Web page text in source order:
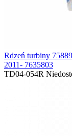
Rdzeń turbiny
2011- 7635803
TD04-054R